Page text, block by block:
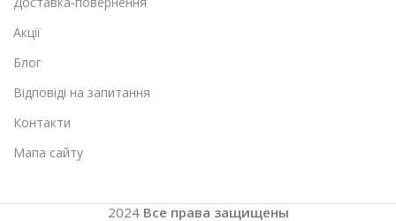
Акції
Блог
Відповіді на запитання
Контакти
Мапа сайту
2024 Все права защищены